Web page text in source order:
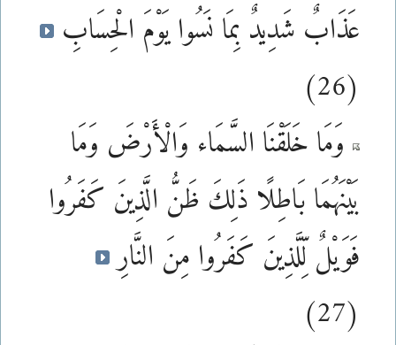
عَذَابٌ شَدِيدٌ بِمَا نَسُوا يَوْمَ الْحِسَابِ
(26)
وَمَا خَلَقْنَا السَّمَاء وَالْأَرْضَ وَمَا
بَيْنَهُمَا بَاطِلًا ذَلِكَ ظَنُّ الَّذِينَ كَفَرُوا
فَوَيْلٌ لِّلَّذِينَ كَفَرُوا مِنَ النَّارِ
(27)